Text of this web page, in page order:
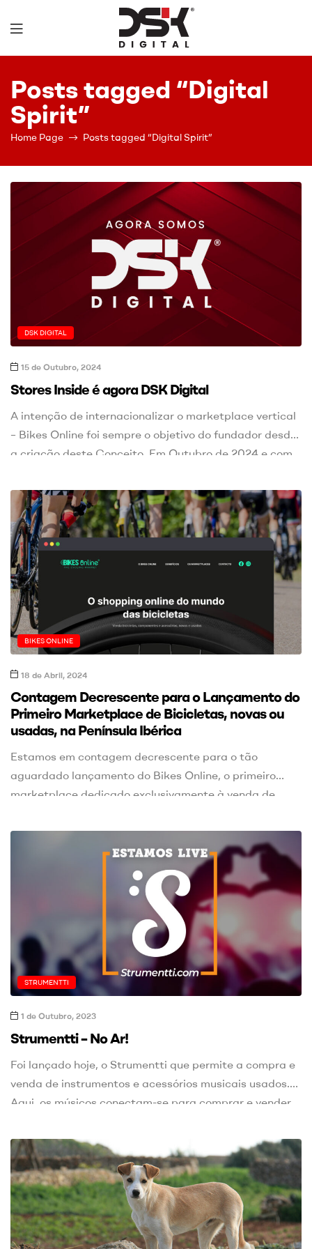
DSK
Digital
Posts tagged “Digital
Spirit”
Home Page Posts tagged “Digital Spirit”
DSK DIGITAL
15 de Outubro, 2024
Stores Inside é agora DSK Digital
A intenção de internacionalizar o marketplace vertical
– Bikes Online foi sempre o objetivo do fundador desde
a criação deste Conceito. Em Outubro de 2024 e com
levar o Bikes Online para outras geografias Europeias,
e depois do lançamento em Portugal, ainda este ano,
seguiremos para Espanha. O Bikes […]
BIKES ONLINE
18 de Abril, 2024
Contagem Decrescente para o Lançamento do
Primeiro Marketplace de Bicicletas, novas ou
usadas, na Península Ibérica
Estamos em contagem decrescente para o tão
aguardado lançamento do Bikes Online, o primeiro
marketplace dedicado exclusivamente à venda de
Ibérica. Esta plataforma inovadora será um ponto de
encontro para todos os amantes de ciclismo,
oferecendo uma vasta gama de produtos, tanto novos
como usados, disponibilizados por particulares e […]
STRUMENTTI
1 de Outubro, 2023
Strumentti – No Ar!
Foi lançado hoje, o Strumentti que permite a compra e
venda de instrumentos e acessórios musicais usados.
Aqui, os músicos conectam-se para comprar e vender
sustentabilidade musical. Com o Strumentti os
utilizadores terão ao seu dispor +175 filtros, para
conseguir encontrar os produtos que procuram, das
mais de […]